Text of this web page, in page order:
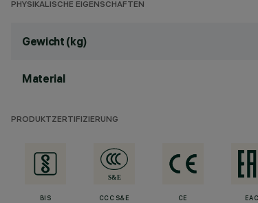
PHYSIKALISCHE EIGENSCHAFTEN
Gewicht (kg)
Material
PRODUKTZERTIFIZIERUNG
BIS CCC S&E CE EAC